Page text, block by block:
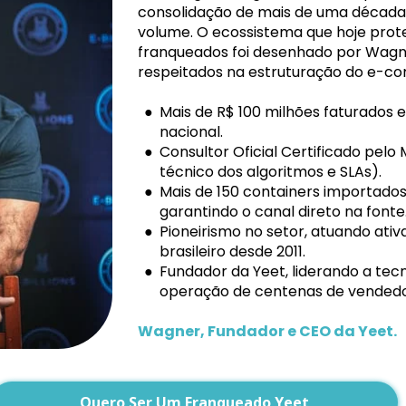
consolidação de mais de uma
volume. O ecossistema que hoje
franqueados foi desenhado por
respeitados na estruturação do e-
Mais de R$ 100 milhões
nacional.
Consultor Oficial Certificado pelo
técnico dos algoritmos e SLAs).
Mais de 150 containers
garantindo o canal direto na
Pioneirismo no setor, atuando
brasileiro desde 2011.
Fundador da Yeet, liderando a
operação de centenas de
Wagner, Fundador e CEO da Yeet.